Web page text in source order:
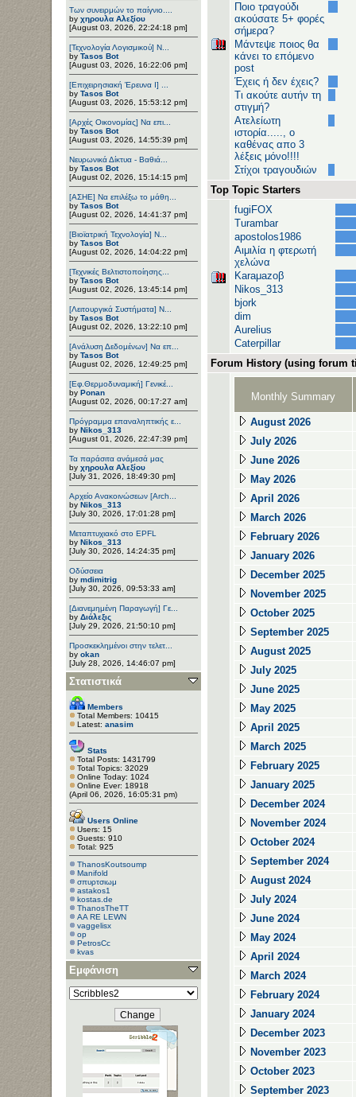
Των συνειρμών το παίγνιο....
by χηρουλα Αλεξίου
[August 03, 2026, 22:24:18 pm]
[Τεχνολογία Λογισμικού] Ν...
by Tasos Bot
[August 03, 2026, 16:22:06 pm]
[Επιχειρησιακή Έρευνα Ι] ...
by Tasos Bot
[August 03, 2026, 15:53:12 pm]
[Αρχές Οικονομίας] Να επι...
by Tasos Bot
[August 03, 2026, 14:55:39 pm]
Νευρωνικά Δίκτυα - Βαθιά...
by Tasos Bot
[August 02, 2026, 15:14:15 pm]
[ΑΣΗΕ] Να επιλέξω το μάθη...
by Tasos Bot
[August 02, 2026, 14:41:37 pm]
[Βιοϊατρική Τεχνολογία] Ν...
by Tasos Bot
[August 02, 2026, 14:04:22 pm]
[Τεχνικές Βελτιστοποίησης...
by Tasos Bot
[August 02, 2026, 13:45:14 pm]
[Λειτουργικά Συστήματα] Ν...
by Tasos Bot
[August 02, 2026, 13:22:10 pm]
[Ανάλυση Δεδομένων] Να επ...
by Tasos Bot
[August 02, 2026, 12:49:25 pm]
[Εφ.Θερμοδυναμική] Γενικέ...
by Ponan
[August 02, 2026, 00:17:27 am]
Πρόγραμμα επαναληπτικής ε...
by Nikos_313
[August 01, 2026, 22:47:39 pm]
Τα παράσιτα ανάμεσά μας
by χηρουλα Αλεξίου
[July 31, 2026, 18:49:30 pm]
Αρχείο Ανακοινώσεων [Arch...
by Nikos_313
[July 30, 2026, 17:01:28 pm]
Μεταπτυχιακό στο EPFL
by Nikos_313
[July 30, 2026, 14:24:35 pm]
Οδύσσεια
by mdimitrig
[July 30, 2026, 09:53:33 am]
[Διανεμημένη Παραγωγή] Γε...
by Διάλεξις
[July 29, 2026, 21:50:10 pm]
Προσκεκλημένοι στην τελετ...
by okan
[July 28, 2026, 14:46:07 pm]
Στατιστικά
Members
Total Members: 10415
Latest: anasim
Stats
Total Posts: 1431799
Total Topics: 32029
Online Today: 1024
Online Ever: 18918
(April 06, 2026, 16:05:31 pm)
Users Online
Users: 15
Guests: 910
Total: 925
ThanosKoutsoump
Manifold
σπυρτσιωμ
astakos1
kostas.de
ThanosTheTT
AA RE LEWN
vaggelisx
op
PetrosCc
kvas
mdimitrig
xorxe
Εμφάνιση
Ποιο τραγούδι
ακούσατε 5+ φορές
σήμερα?
Μάντεψε ποιος θα
κάνει το επόμενο
post
Έχεις ή δεν έχεις?
Τι ακούτε αυτήν τη
στιγμή?
Ατελείωτη
ιστορία....., ο
καθένας απο 3
λέξεις μόνο!!!!
Στίχοι τραγουδιών
Top Topic Starters
fugiFOX
Turambar
apostolos1986
Αιμιλία η φτερωτή
χελώνα
Karaμazoβ
Nikos_313
bjork
dim
Aurelius
Caterpillar
Forum History (using forum
Monthly Summary
August 2026
July 2026
June 2026
May 2026
April 2026
March 2026
February 2026
January 2026
December 2025
November 2025
October 2025
September 2025
August 2025
July 2025
June 2025
May 2025
April 2025
March 2025
February 2025
January 2025
December 2024
November 2024
October 2024
September 2024
August 2024
July 2024
June 2024
May 2024
April 2024
March 2024
February 2024
January 2024
December 2023
November 2023
October 2023
September 2023